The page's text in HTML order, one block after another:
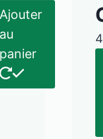
Ajouter
au
panier